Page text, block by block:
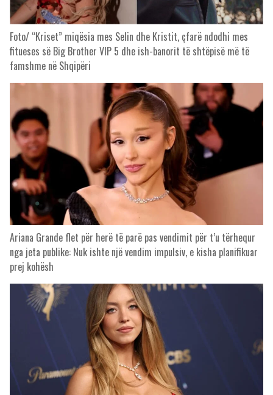
Foto/ “Kriset” miqësia mes Selin dhe Kristit, çfarë ndodhi mes
fitueses së Big Brother VIP 5 dhe ish-banorit të shtëpisë më të
famshme në Shqipëri
Ariana Grande flet për herë të parë pas vendimit për t’u tërhequr
nga jeta publike: Nuk ishte një vendim impulsiv, e kisha planifikuar
prej kohësh